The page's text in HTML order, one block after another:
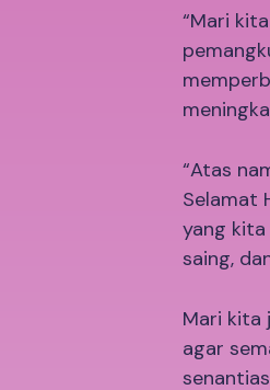
“Mari
“Atas
Selamat
yang
saing,
Mari kita
agar